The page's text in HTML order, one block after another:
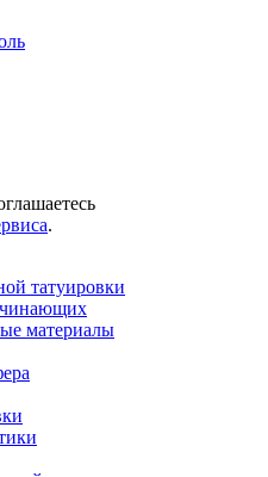
.
татуировки
материалы